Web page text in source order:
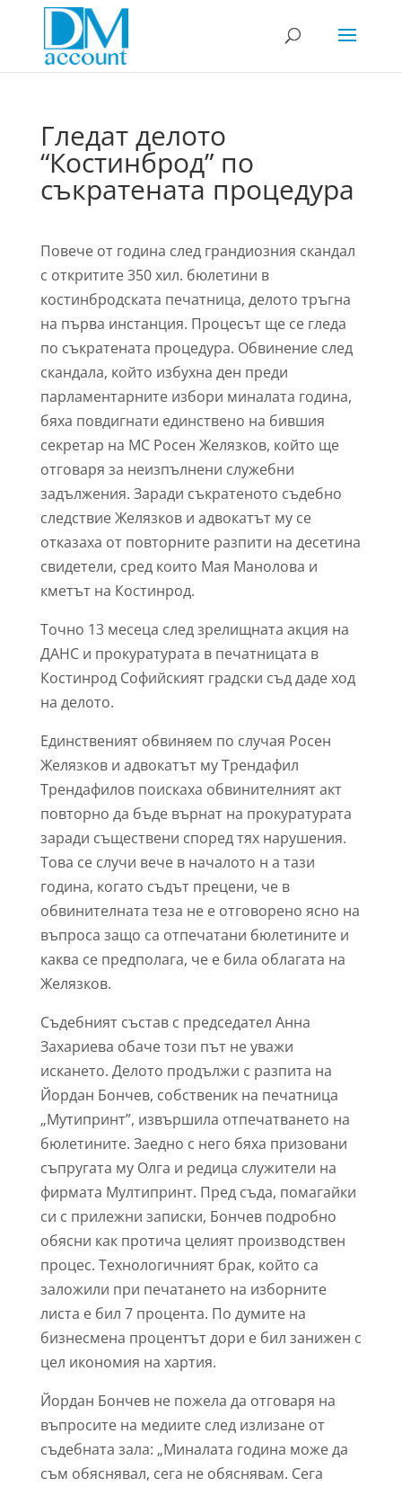
Гледат делото
“Костинброд” по
съкратената процедура
Повече от година след грандиозния скандал
с откритите 350 хил. бюлетини в
костинбродската печатница, делото тръгна
на първа инстанция. Процесът ще се гледа
по съкратената процедура. Обвинение след
скандала, който избухна ден преди
парламентарните избори миналата година,
бяха повдигнати единствено на бившия
секретар на МС Росен Желязков, който ще
отговаря за неизпълнени служебни
задължения. Заради съкратеното съдебно
следствие Желязков и адвокатът му се
отказаха от повторните разпити на десетина
свидетели, сред които Мая Манолова и
кметът на Костинрод.
Точно 13 месеца след зрелищната акция на
ДАНС и прокуратурата в печатницата в
Костинрод Софийският градски съд даде ход
на делото.
Единственият обвиняем по случая Росен
Желязков и адвокатът му Трендафил
Трендафилов поискаха обвинителният акт
повторно да бъде върнат на прокуратурата
заради съществени според тях нарушения.
Това се случи вече в началото н а тази
година, когато съдът прецени, че в
обвинителната теза не е отговорено ясно на
въпроса защо са отпечатани бюлетините и
каква се предполага, че е била облагата на
Желязков.
Съдебният състав с председател Анна
Захариева обаче този път не уважи
искането. Делото продължи с разпита на
Йордан Бончев, собственик на печатница
„Мутипринт”, извършила отпечатването на
бюлетините. Заедно с него бяха призовани
съпругата му Олга и редица служители на
фирмата Мултипринт. Пред съда, помагайки
си с прилежни записки, Бончев подробно
обясни как протича целият производствен
процес. Технологичният брак, който са
заложили при печатането на изборните
листа е бил 7 процента. По думите на
бизнесмена процентът дори е бил занижен с
цел икономия на хартия.
Йордан Бончев не пожела да отговаря на
въпросите на медиите след излизане от
съдебната зала: „Миналата година може да
съм обяснявал, сега не обяснявам. Сега